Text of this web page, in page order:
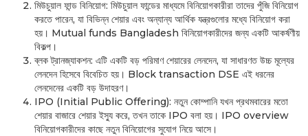
মিউচুয়াল ফান্ড বিনিয়োগ: মিউচুয়াল ফান্ডের মাধ্যমে বিনিয়োগকারীরা তাদের পুঁজি বিনিয়োগ
করতে পারেন, যা বিভিন্ন শেয়ার এবং অন্যান্য আর্থিক যন্ত্রগুলোর মধ্যে বিনিয়োগ করা
হয়। Mutual funds Bangladesh বিনিয়োগকারীদের জন্য একটি আকর্ষণীয়
বিকল্প।
ব্লক ট্রানজ্যাকশন: এটি একটি বড় পরিমাণ শেয়ারের লেনদেন, যা সাধারণত উচ্চ মূল্যের
লেনদেন হিসেবে বিবেচিত হয়। Block transaction DSE এই ধরনের
লেনদেনের একটি বড় উদাহরণ।
IPO (Initial Public Offering): নতুন কোম্পানি যখন প্রথমবারের মতো
শেয়ার বাজারে শেয়ার ইস্যু করে, তখন তাকে IPO বলা হয়। IPO overview
বিনিয়োগকারীদের কাছে নতুন বিনিয়োগের সুযোগ নিয়ে আসে।